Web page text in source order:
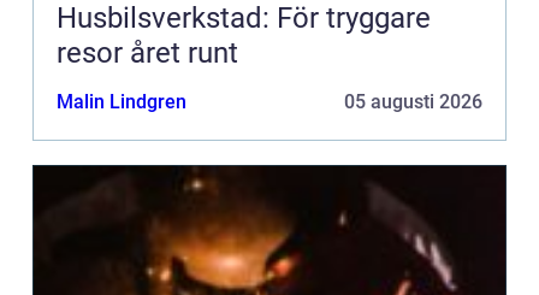
Husbilsverkstad: För tryggare
resor året runt
Malin Lindgren 05 augusti 2026